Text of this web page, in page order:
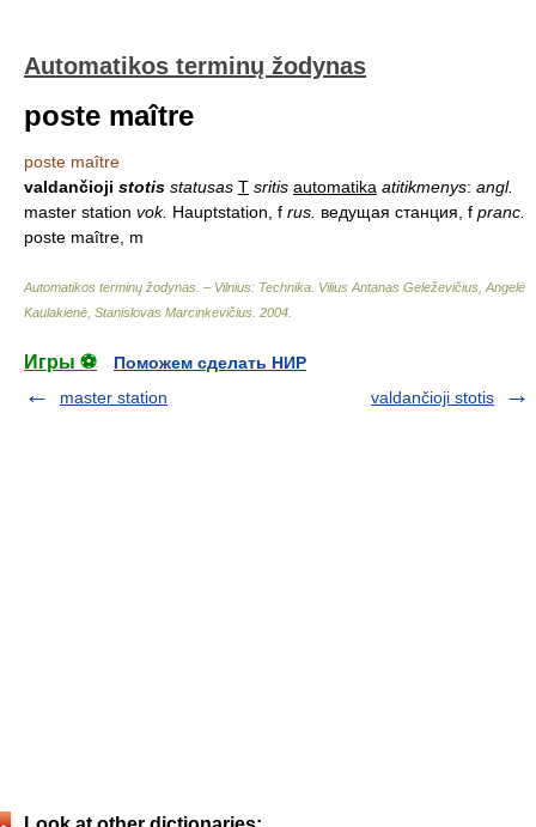
Automatikos terminų žodynas
poste maître
poste maître
valdančioji stotis statusas T sritis automatika atitikmenys: angl.
master station vok. Hauptstation, f rus. ведущая станция, f pranc.
poste maître, m
Automatikos terminų žodynas. – Vilnius: Technika Vilius Antanas Geleževičius, Angelė
Kaulakienė, Stanislovas Marcinkevičius 2004
Игры ⚽
Поможем сделать НИР
master station
valdančioji stotis